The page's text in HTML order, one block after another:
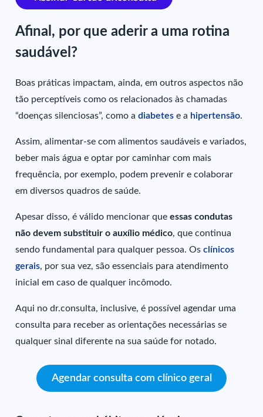
Afinal, por que aderir a uma rotina
saudável?
Boas práticas impactam, ainda, em outros aspectos não
tão perceptíveis como os relacionados às chamadas
“doenças silenciosas”, como adiabetes e a hipertensão.
Assim, alimentar-se com alimentos saudáveis e variados,
beber mais água e optar por caminhar com mais
frequência, por exemplo, podem prevenir e colaborar
em diversos quadros de saúde.
Apesar disso, é válido mencionar que essas condutas
não devem substituir o auxílio médico, que continua
sendo fundamental para qualquer pessoa. Osclínicos
gerais, por sua vez, são essenciais para atendimento
inicial em caso de qualquer incômodo.
Aqui no dr.consulta, inclusive, é possível agendar uma
consulta para receber as orientações necessárias se
qualquer sinal diferente na sua saúde for notado.
Agendar consulta com clínico geral